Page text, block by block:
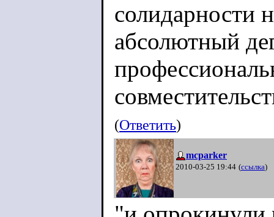
солидарности
абсолютный
(Ответить)
mcparker
2010-03-25 19:44 (ссылка)